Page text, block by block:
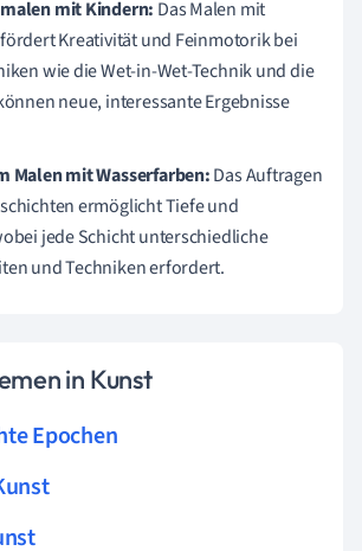
mit Kindern: Das Malen mit
Kreativität und Feinmotorik bei
wie die Wet-in-Wet-Technik und die
neue, interessante Ergebnisse
Malen mit Wasserfarben:Das Auftragen
ermöglicht Tiefe und
jede Schicht unterschiedliche
und Techniken erfordert.
in Kunst
Epochen